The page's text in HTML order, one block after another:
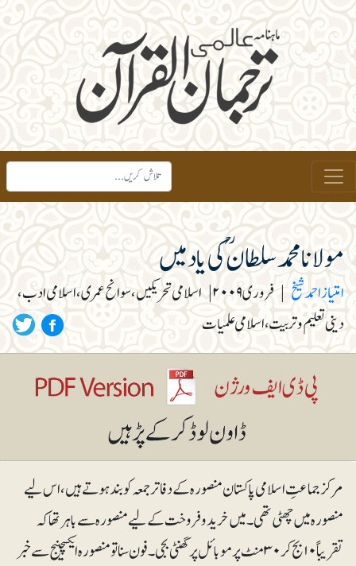
مولانا محمد سلطانؒ کی یاد میں
امتیاز احمدشیخ | فروری ۲۰۰۹ | اسلامی تحریکیں، سوانح عمری، اسلامی ادب،
دینی تعلیم و تربیت، اسلامی علمیات
مرکز جماعتِ اسلامی پاکستان منصورہ کے دفاتر جمعہ کو بند ہو تے ہیں، اس لیے
منصورہ میں چھٹی تھی۔میں خریدو فروخت کے لیے منصورہ سے باہر تھا کہ
تقریباً۱۰ بج کر ۳۰ منٹ پر موبائل پر گھنٹی بجی۔ فون سنا تو منصورہ ایکسچینج سے خبر